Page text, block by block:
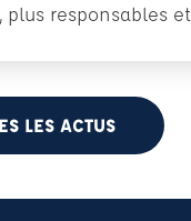
transport et de la
plus responsables et
dès 14 ans :
LES ACTUS